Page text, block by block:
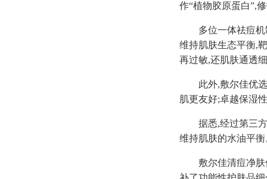
作“植物胶原蛋白”,
多位一体祛痘
维持肌肤生态平衡,
再过敏,还肌肤通透
此外,敷尔佳优
肌更友好;卓越保湿
据悉,经过第三
维持肌肤的水油平衡
敷尔佳清痘净